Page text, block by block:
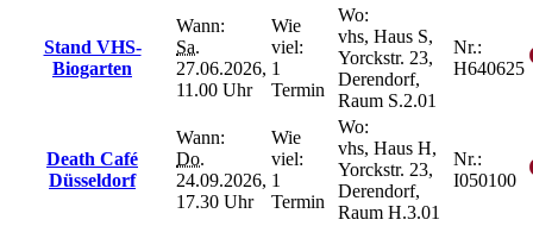
Stand VHS-
Biogarten
Wann:
Sa.
27.06.2026,
11.00 Uhr
Wie
viel:
1
Termin
Wo:
vhs, Haus S,
Yorckstr. 23,
Derendorf,
Raum S.2.01
Nr.:
H640625
Death Café
Düsseldorf
Wann:
Do.
24.09.2026,
17.30 Uhr
Wie
viel:
1
Termin
Wo:
vhs, Haus H,
Yorckstr. 23,
Derendorf,
Raum H.3.01
Nr.:
I050100